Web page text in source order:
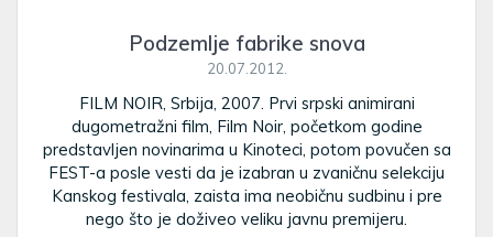
Podzemlje fabrike snova
20.07.2012.
FILM NOIR, Srbija, 2007. Prvi srpski animirani
dugometražni film, Film Noir, početkom godine
predstavljen novinarima u Kinoteci, potom povučen sa
FEST-a posle vesti da je izabran u zvaničnu selekciju
Kanskog festivala, zaista ima neobičnu sudbinu i pre
nego što je doživeo veliku javnu premijeru.